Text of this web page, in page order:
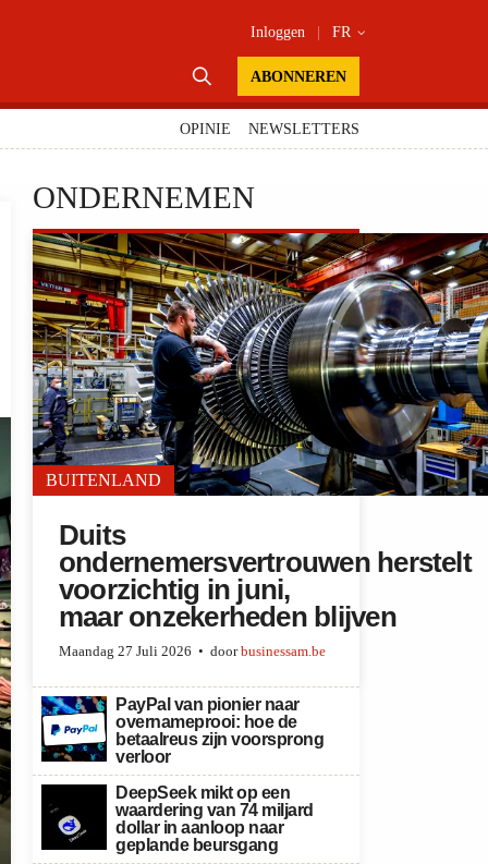
Inloggen | FR 
 ABONNEREN
OPINIE NEWSLETTERS
ONDERNEMEN
BUITENLAND
Duits
ondernemersvertrouwen herstelt
voorzichtig in juni,
maar onzekerheden blijven
Maandag 27 Juli 2026 doorbusinessam.be
PayPal van pionier naar
overnameprooi: hoe de
betaalreus zijn voorsprong
verloor
DeepSeek mikt op een
waardering van 74 miljard
dollar in aanloop naar
geplande beursgang